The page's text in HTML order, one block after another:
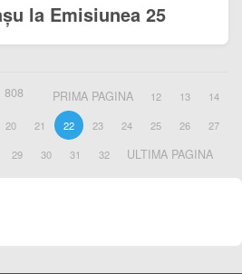
la Emisiunea 25
808 PRIMA PAGINA 12 13
14
20 21 22 23 24 25 26
27
29 30 31 32 ULTIMA PAGINA